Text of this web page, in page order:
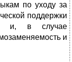
по уходу за
поддержки
и, в случае
и